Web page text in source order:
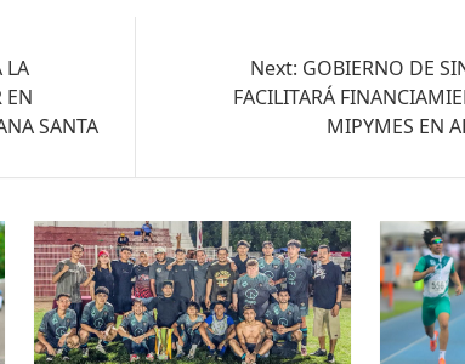
LA
EN
SANTA
Next: GOBIERNO DE
FACILITARÁ
MIPYMES EN